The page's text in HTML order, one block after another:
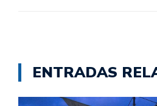
ENTRADAS